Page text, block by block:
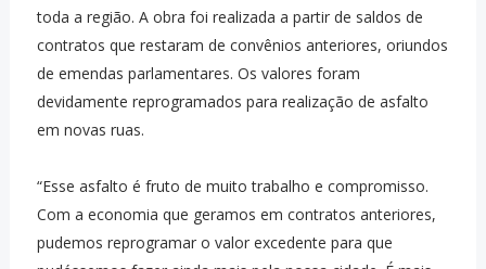
toda a região. A obra foi realizada a partir de saldos de
contratos que restaram de convênios anteriores, oriundos
de emendas parlamentares. Os valores foram
devidamente reprogramados para realização de asfalto
em novas ruas.
“Esse asfalto é fruto de muito trabalho e compromisso.
Com a economia que geramos em contratos anteriores,
pudemos reprogramar o valor excedente para que